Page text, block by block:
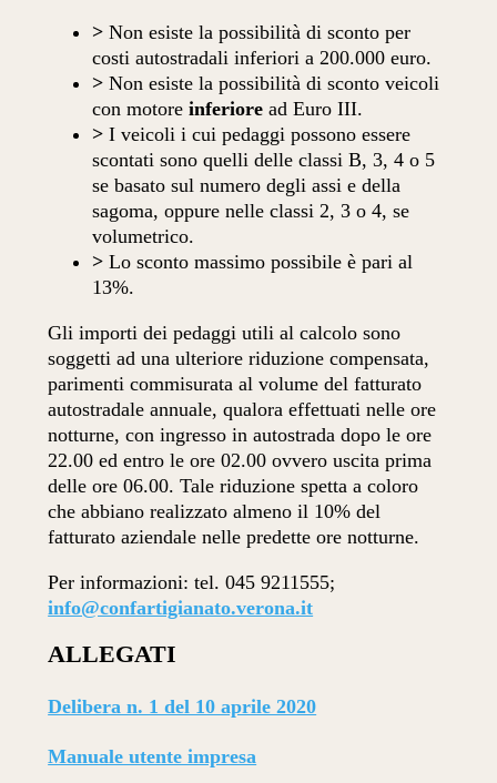
> Non esiste la possibilità di sconto per
costi autostradali inferiori a 200.000 euro.
> Non esiste la possibilità di sconto veicoli
con motoreinferiore ad Euro III.
> I veicoli i cui pedaggi possono essere
scontati sono quelli delle classi B, 3, 4 o 5
se basato sul numero degli assi e della
sagoma, oppure nelle classi 2, 3 o 4, se
volumetrico.
> Lo sconto massimo possibile è pari al
13%.
Gli importi dei pedaggi utili al calcolo sono
soggetti ad una ulteriore riduzione compensata,
parimenti commisurata al volume del fatturato
autostradale annuale, qualora effettuati nelle ore
notturne, con ingresso in autostrada dopo le ore
22.00 ed entro le ore 02.00 ovvero uscita prima
delle ore 06.00. Tale riduzione spetta a coloro
che abbiano realizzato almeno il 10% del
fatturato aziendale nelle predette ore notturne.
Per informazioni: tel. 045 9211555;
info@confartigianato.verona.it
ALLEGATI
Delibera n. 1 del 10 aprile 2020
Manuale utente impresa